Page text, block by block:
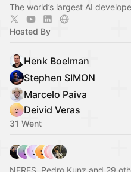
The world’s largest AI
Hosted By
Henk Boelman
Stephen SIMON
Marcelo Paiva
Deivid Veras
31 Went
NERES, Pedro Kunz and 29